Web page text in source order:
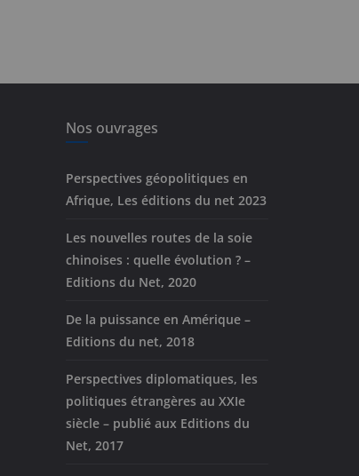
Nos ouvrages
Perspectives géopolitiques en
Afrique, Les éditions du net 2023
Les nouvelles routes de la soie
chinoises : quelle évolution ? –
Editions du Net, 2020
De la puissance en Amérique –
Editions du net, 2018
Perspectives diplomatiques, les
politiques étrangères au XXIe
siècle – publié aux Editions du
Net, 2017